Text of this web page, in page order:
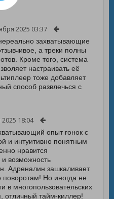
2025 03:37
захватывающие
а треки полны
Кроме того, система
настраивать её
тоже добавляет
способ развлечься с
18:04
опыт гонок с
и интуитивно понятным
нравится
и возможность
Адреналин зашкаливает
Но иногда не
в многопользовательских
отличный тайм-киллер!